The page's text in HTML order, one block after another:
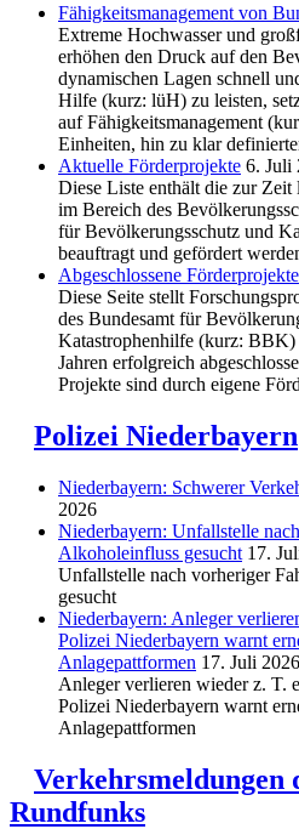
Fähigkeitsmanagement von
Extreme Hochwasser und
erhöhen den Druck auf den
dynamischen Lagen schnell
Hilfe (kurz: lüH) zu leisten,
auf Fähigkeitsmanagement
Einheiten, hin zu klar
Aktuelle Förderprojekte 6. Juli
Diese Liste enthält die zur Zeit
im Bereich des
für Bevölkerungsschutz und
beauftragt und gefördert
Abgeschlos­sene Förderprojekte
Diese Seite stellt
des Bundesamt für
Katastrophenhilfe (kurz:
Jahren erfolgreich
Projekte sind durch eigene
Polizei Niederbayern
Niederbayern: Schwerer
2026
Niederbayern: Unfallstelle
Alkoholeinfluss gesucht 17.
Unfallstelle nach vorheriger
gesucht
Niederbayern: Anleger
Polizei Niederbayern warnt
Anlagepattformen 17. Juli 2026
Anleger verlieren wieder z. T.
Polizei Niederbayern warnt
Anlagepattformen
Verkehrsmeldungen
Rundfunks